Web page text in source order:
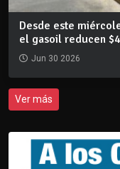
Desde este
el gasoil reducen
Jun 30 2026
Ver más